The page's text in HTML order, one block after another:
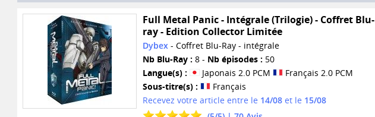
Full Metal Panic - Intégrale (Trilogie) - Coffret Blu-
ray - Edition Collector Limitée
Dybex- Coffret Blu-Ray - intégrale
Nb Blu-Ray : 8 - Nb épisodes : 50
Langue(s) :
Japonais 2.0 PCM
Français 2.0 PCM
Sous-titre(s) :
Français
Recevez votre article entre le 14/08et le 15/08